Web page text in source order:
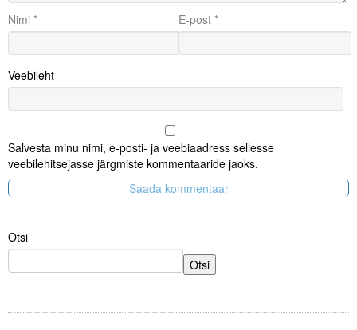
Nimi * E-post *
Veebileht
Salvesta minu nimi, e-posti- ja veebiaadress sellesse
veebilehitsejasse järgmiste kommentaaride jaoks.
Otsi
Otsi